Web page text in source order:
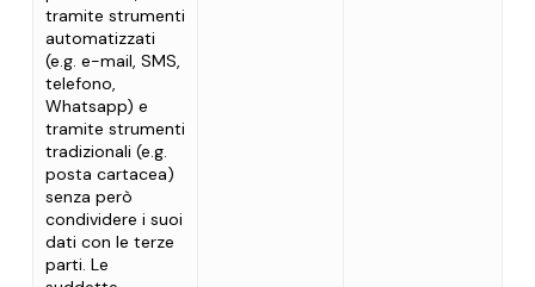
tramite strumenti
automatizzati
(e.g. e-mail, SMS,
telefono,
Whatsapp) e
tramite strumenti
tradizionali (e.g.
posta cartacea)
senza però
condividere i suoi
dati con le terze
parti. Le